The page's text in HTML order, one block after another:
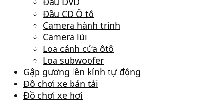
Đầu CD Ô tô
Camera hành trình
Camera lùi
Loa cánh cửa ôtô
Loa subwoofer
Gập gương lên kính tự động
Đồ chơi xe bán tải
Đồ chơi xe hơi